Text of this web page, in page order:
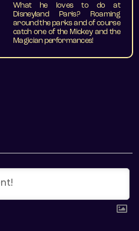
What he loves to do at
Disneyland Paris? Roaming
around the parks and of course
catch one of the Mickey and the
Magician performances!